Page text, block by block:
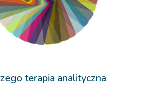
terapia analityczna